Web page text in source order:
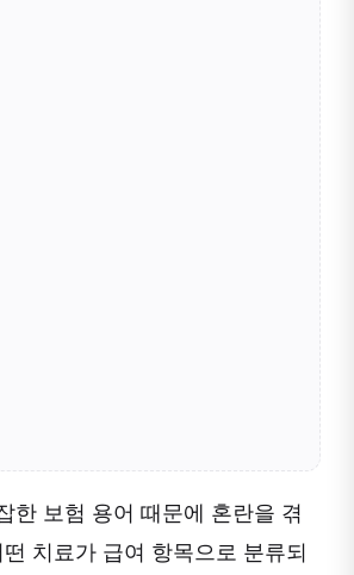
한 보험 용어 때문에 혼란을 겪
치료가 급여 항목으로 분류되